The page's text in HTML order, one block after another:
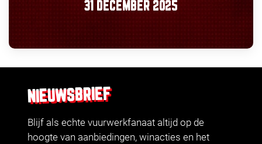
31 DECEMBER 2025
NIEUWSBRIEF
Blijf als echte vuurwerkfanaat altijd op de
hoogte van aanbiedingen, winacties en het